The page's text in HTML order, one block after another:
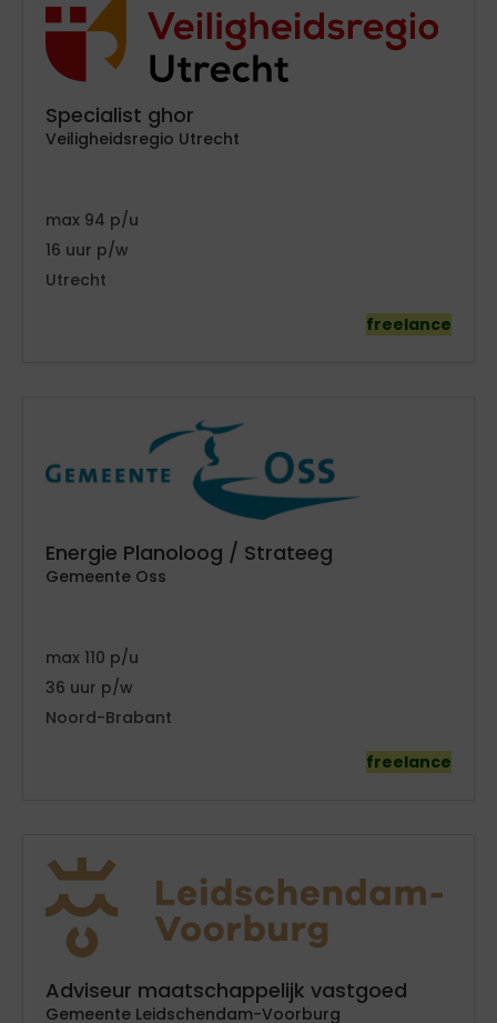
Specialist ghor
Veiligheidsregio Utrecht
94
16
Utrecht
freelance
Energie Planoloog / Strateeg
Gemeente Oss
110
36
Noord-Brabant
freelance
Adviseur maatschappelijk vastgoed
Gemeente Leidschendam-Voorburg